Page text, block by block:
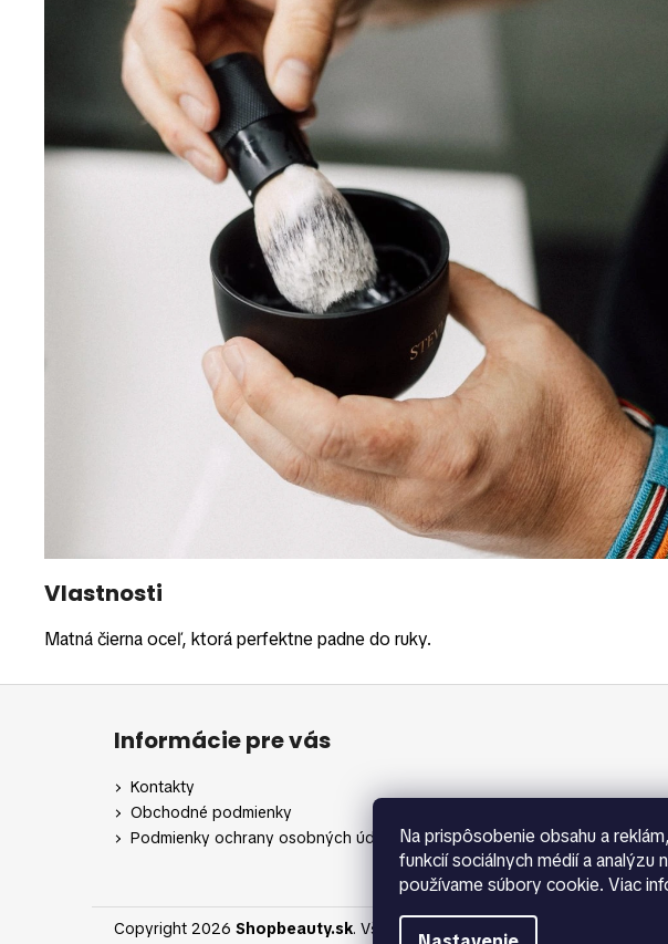
Na prispôsobenie obsahu a
funkcií sociálnych médií a analýzu
používame súbory cookie. Viac
Vlastnosti
Matná čierna oceľ, ktorá perfektne padne do ruky.
Informácie pre vás
Kontakty
Obchodné podmienky
Podmienky ochrany osobných údajov
Copyright 2026 Shopbeauty.sk. Všetky práva vyhradené.